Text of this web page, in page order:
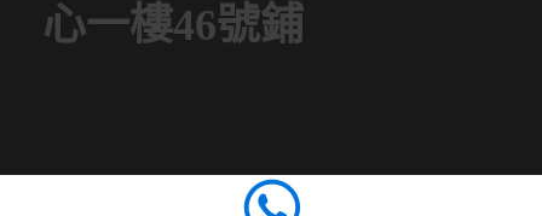
心一樓46號鋪